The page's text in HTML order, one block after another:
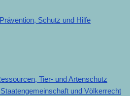
Schutz und Hilfe
Tier- und Artenschutz
und Völkerrecht